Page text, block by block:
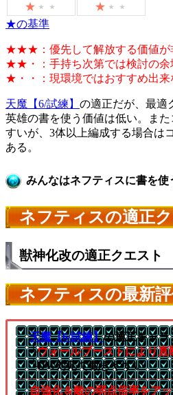
★の基準
★★★：優先して解放する価値が
★★・：手持ち次第では検討の余
★・・：現環境ではおすすめ出来
天魔【6/試練】 の適正だが、最適
英雄の書を使う価値は低い。ま
すいが、3体以上編成する場合は
ある。
みんなはネフティスに書を使
ネフティスの適正
獣神化改の適正クエスト
ネフティスの最新
天魔【6/試練】の適正キャラ
└ウォールブーストにより直
└DW対応で動きやすい
自強化＆敵の弱点倍率をア